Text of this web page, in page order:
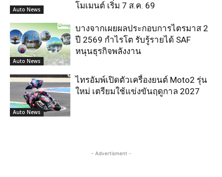
Auto News
โมเมนต์ เริ่ม 7 ส.ค. 69
Auto News
บางจากเผยผลประกอบการไตรมาส 2
ปี 2569 กำไรโต รับรู้รายได้ SAF
หนุนธุรกิจพลังงาน
Auto News
ไทรอัมพ์เปิดตัวเครื่องยนต์ Moto2 รุ่น
ใหม่ เตรียมใช้แข่งขันฤดูกาล 2027
- Advertisment -